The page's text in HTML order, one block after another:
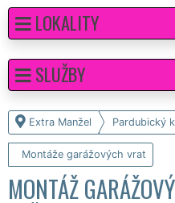
Extra Manžel Pardubický
Montáže garážových vrat
MONTÁŽ
LOKALITY
SLUŽBY